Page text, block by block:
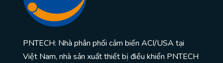
PNTECH: Nhà phân phối cảm biến ACI/USA tại
Việt Nam, nhà sản xuất thiết bị điều khiển PNTECH